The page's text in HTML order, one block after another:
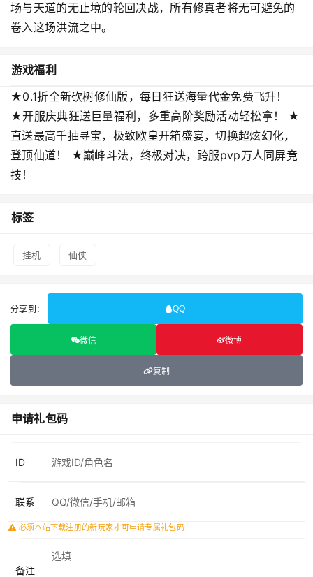
场与天道的无止境的轮回决战，所有修真者将无可避免的
卷入这场洪流之中。
游戏福利
★0.1折全新砍树修仙版，每日狂送海量代金免费飞升！
★开服庆典狂送巨量福利，多重高阶奖励活动轻松拿！ ★
直送最高千抽寻宝，极致欧皇开箱盛宴，切换超炫幻化，
登顶仙道！ ★巅峰斗法，终极对决，跨服pvp万人同屏竞
技！
标签
挂机 仙侠
分享到： QQ
微信 微博
复制
申请礼包码
ID
联系
必须本站下载注册的新玩家才可申请专属礼包码
备注